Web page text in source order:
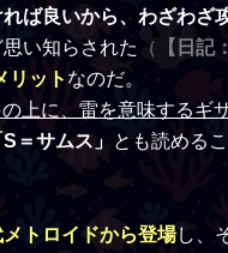
ば良いから、わざわざ
い知らされた
（ 【日記
リット なのだ。
上に、雷を意味するギ
S＝サムス」 とも読めるこ
トロイドから登場し、